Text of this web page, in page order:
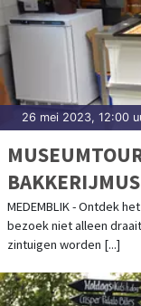
26 mei 2023, 12:00
MEDEMBLIK - Ontdek
bezoek niet alleen
zintuigen worden [...]